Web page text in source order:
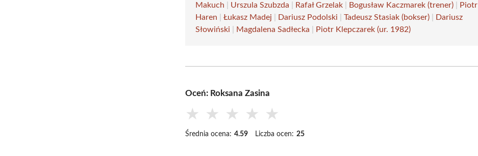
Makuch
Urszula Szubzda Rafał Grzelak Bogusław Kaczmarek (trener)
Piotr
Haren |Łukasz Madej Dariusz Podolski |Tadeusz Stasiak (bokser)
Dariusz
Słowiński
Magdalena Sadłecka Piotr Klepczarek (ur. 1982)
Oceń: Roksana Zasina
★ ★ ★ ★ ★
Średnia ocena: 4.59 Liczba ocen: 25